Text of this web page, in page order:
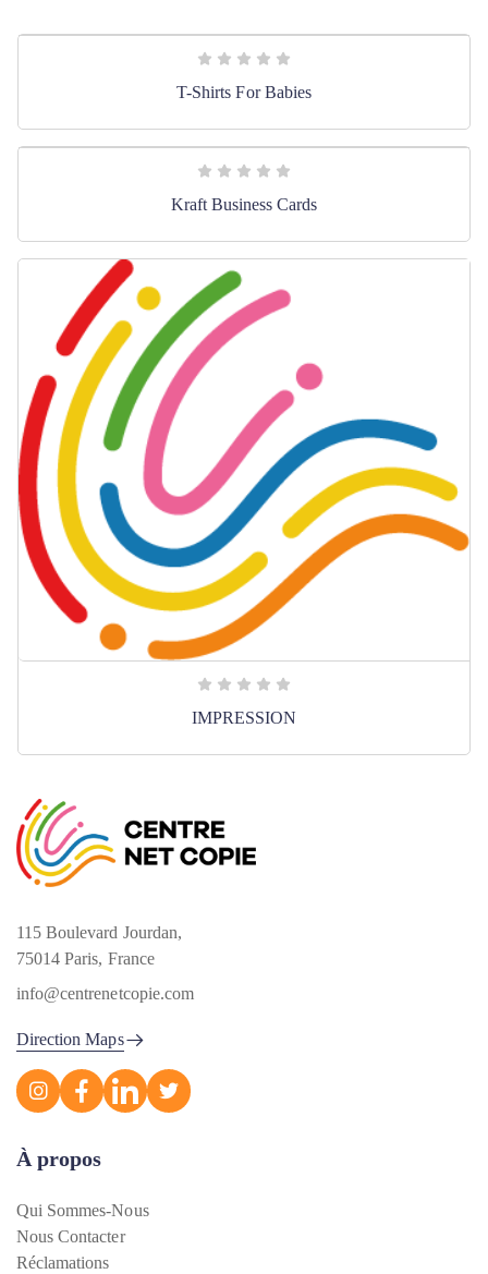
T-Shirts For Babies
Kraft Business Cards
IMPRESSION
115 Boulevard Jourdan,
75014 Paris, France
info@centrenetcopie.com
Direction Maps
À propos
Qui Sommes-Nous
Nous Contacter
Réclamations